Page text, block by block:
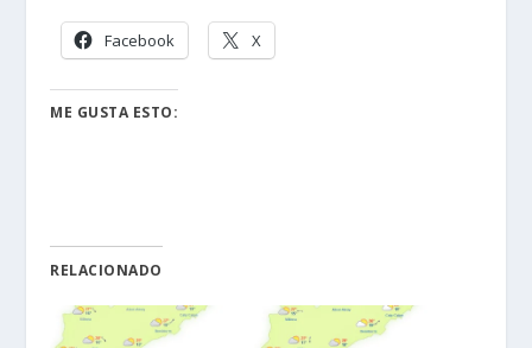
Facebook X
ME GUSTA ESTO:
RELACIONADO